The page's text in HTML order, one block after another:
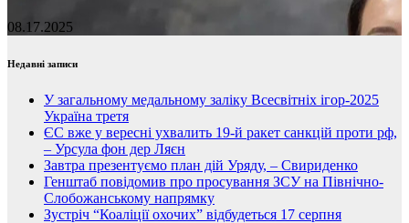
08.17.2025
Недавні записи
У загальному медальному заліку Всесвітніх ігор-2025
Україна третя
ЄС вже у вересні ухвалить 19-й ракет санкцій проти рф,
– Урсула фон дер Ляєн
Завтра презентуємо план дій Уряду, – Свириденко
Генштаб повідомив про просування ЗСУ на Північно-
Слобожанському напрямку
Зустріч “Коаліції охочих” відбудеться 17 серпня